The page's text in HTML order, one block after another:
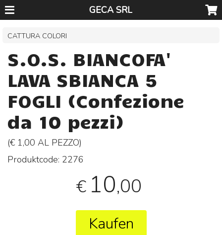
GECA SRL
CATTURA COLORI
S.O.S. BIANCOFA'
LAVA SBIANCA 5
FOGLI (Confezione
da 10 pezzi)
(€ 1,00 AL PEZZO)
Produktcode: 2276
€ 10,00
Kaufen